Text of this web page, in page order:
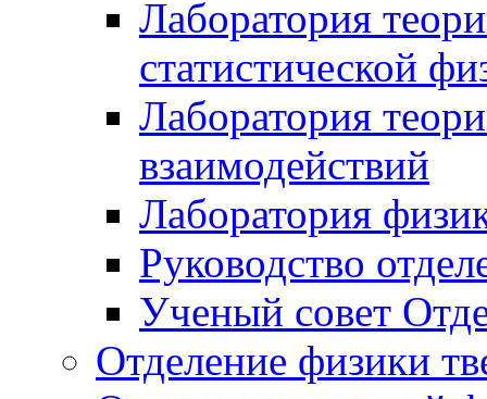
Лаборатория
статистической
Лаборатория
взаимодействий
Лаборатория
Руководство
Ученый совет
Отделение физики